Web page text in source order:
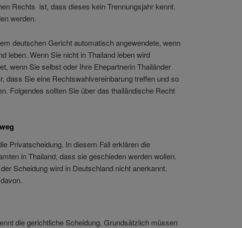
Rechts ist, dass dieses kein Trennungsjahr kennt.
werden.
deutschen Gericht automatisch angewendete, wenn
leben. Wenn Sie nicht in Thailand leben wird
wenn Sie selbst oder Ihre Ehepartnerin Thailänder
dass Sie eine Rechtswahlvereinbarung treffen und so
Folgendes sollten Sie über das thailändische Recht
Privatscheidung. In diesem Fall erklären die
in Thailand, dass sie geschieden werden wollen.
Scheidung wird in Deutschland nicht anerkannt.
die gerichtliche Scheidung. Grundsätzlich müssen